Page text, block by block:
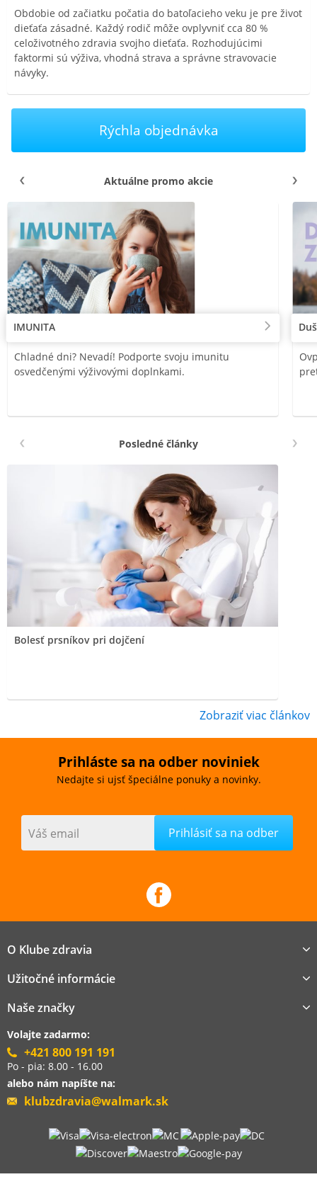
Obdobie od začiatku počatia do batoľacieho veku je pre život
dieťaťa zásadné. Každý rodič môže ovplyvniť cca 80 %
celoživotného zdravia svojho dieťaťa. Rozhodujúcimi
faktormi sú výživa, vhodná strava a správne stravovacie
návyky.
Rýchla objednávka
Aktuálne promo akcie
IMUNITA
Chladné dni? Nevadí! Podporte svoju imunitu
osvedčenými výživovými doplnkami.
Posledné články
Bolesť prsníkov pri dojčení
Zobraziť viac článkov
Prihláste sa na odber noviniek
Nedajte si ujsť špeciálne ponuky a novinky.
Váš email
O Klube zdravia
Užitočné informácie
Naše značky
Volajte zadarmo:
+421 800 191 191
Po - pia: 8.00 - 16.00
alebo nám napíšte na:
klubzdravia@walmark.sk